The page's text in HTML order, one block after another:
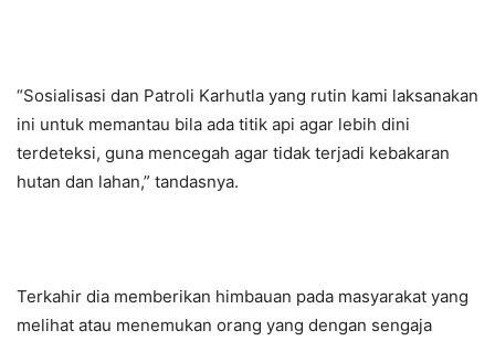
“Sosialisasi dan Patroli Karhutla yang rutin kami laksanakan
ini untuk memantau bila ada titik api agar lebih dini
terdeteksi, guna mencegah agar tidak terjadi kebakaran
hutan dan lahan,” tandasnya.
Terkahir dia memberikan himbauan pada masyarakat yang
melihat atau menemukan orang yang dengan sengaja